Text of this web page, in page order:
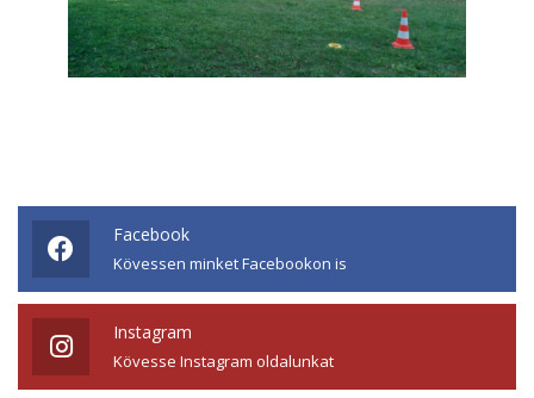
Facebook
Kövessen minket Facebookon is
Instagram
Kövesse Instagram oldalunkat